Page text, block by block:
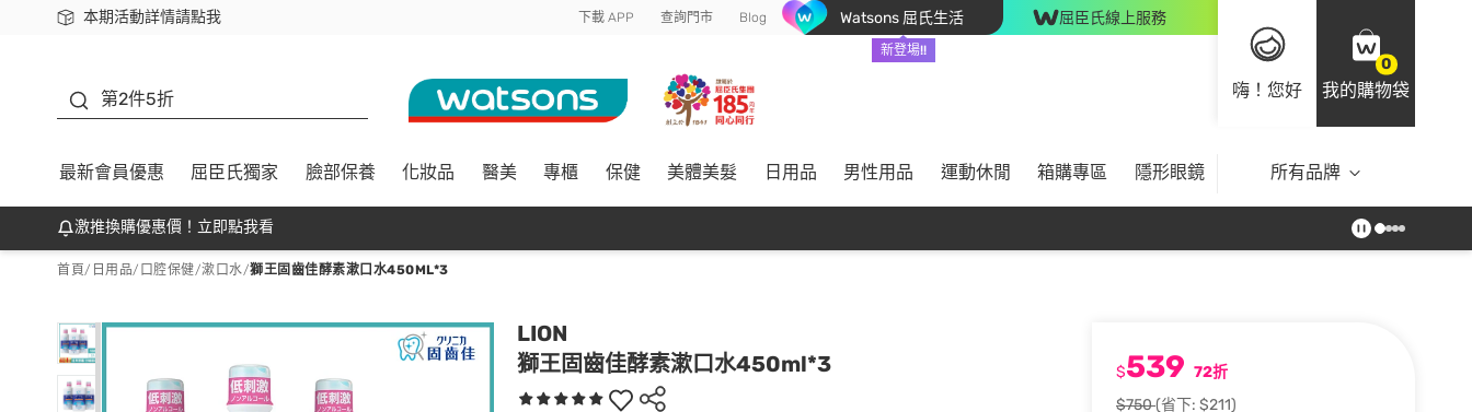
本期活動詳情請點我
下載app最高回饋$350 下載 APP 查詢門市 Blog Watsons 屈氏生活
新登場!!
屈臣氏線上服務
嗨！您好
0
我的購物袋
第2件5折
最新會員優惠 屈臣氏獨家 臉部保養 化妝品 醫美 專櫃 保健 美體美髮 日用品 男性用品 運動休閒 箱購專區 隱形眼鏡 所有品牌
激推換購優惠價！立即點我看
首頁/ 日用品/ 口腔保健/漱口水/獅王固齒佳酵素漱口水450ML*3
LION
獅王固齒佳酵素漱口水450ml*3
$539 72折
$750(省下: $211)